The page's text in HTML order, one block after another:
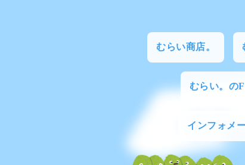
むらい商店。
むらい。の
インフォメ